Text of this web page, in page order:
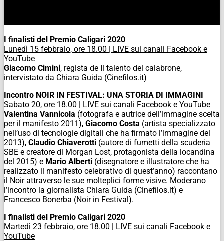
I finalisti del Premio Caligari 2020
Lunedì 15 febbraio, ore 18.00 | LIVE sui canali Facebook e
YouTube
Giacomo Cimini, regista de Il talento del calabrone,
intervistato da Chiara Guida (Cinefilos.it)
Incontro NOIR IN FESTIVAL: UNA STORIA DI IMMAGINI
Sabato 20, ore 18.00 | LIVE sui canali Facebook e YouTube
Valentina Vannicola (fotografa e autrice dell’immagine scelta
per il manifesto 2011), Giacomo Costa (artista specializzato
nell’uso di tecnologie digitali che ha firmato l’immagine del
2013), Claudio Chiaverotti (autore di fumetti della scuderia
SBE e creatore di Morgan Lost, protagonista della locandina
del 2015) e Mario Alberti (disegnatore e illustratore che ha
realizzato il manifesto celebrativo di quest’anno) raccontano
il Noir attraverso le sue molteplici forme visive. Moderano
l’incontro la giornalista Chiara Guida (Cinefilos.it) e
Francesco Bonerba (Noir in Festival).
I finalisti del Premio Caligari 2020
Martedì 23 febbraio, ore 18.00 | LIVE sui canali Facebook e
YouTube